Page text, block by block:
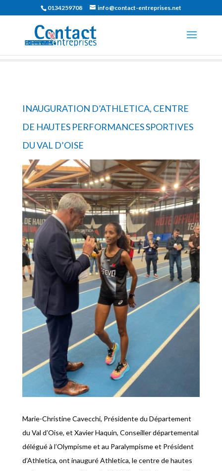
0134259708 info@contact-entreprises.net
INAUGURATION D’ATHLETICA, CENTRE
DE HAUTES PERFORMANCES SPORTIVES
DU VAL D’OISE
Marie-Christine Cavecchi, Présidente du Département
du Val d’Oise, et Xavier Haquin, Conseiller départemental
délégué à l’Olympisme et au Paralympisme et Président
d’Athletica, ont inauguré Athletica, le centre de hautes